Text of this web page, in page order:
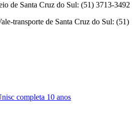
de Santa Cruz do Sul: (51) 3713-3492
transporte de Santa Cruz do Sul: (51)
completa 10 anos